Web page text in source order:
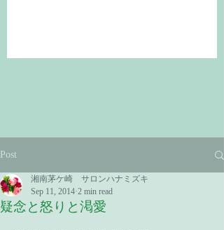
Post
疑念と怒りと渇愛
湘南茅ケ崎 サロンハナミズキ
Sep 11, 2014 2 min read